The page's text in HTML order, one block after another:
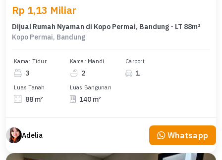
Rp 1,13 Miliar
Dijual Rumah Nyaman di Kopo Permai, Bandung - LT 88m²
Kopo Permai, Bandung
Kamar Tidur
3
Kamar Mandi
2
Carport
1
Luas Tanah
88 m²
Luas Bangunan
140 m²
Adelia Whatsapp